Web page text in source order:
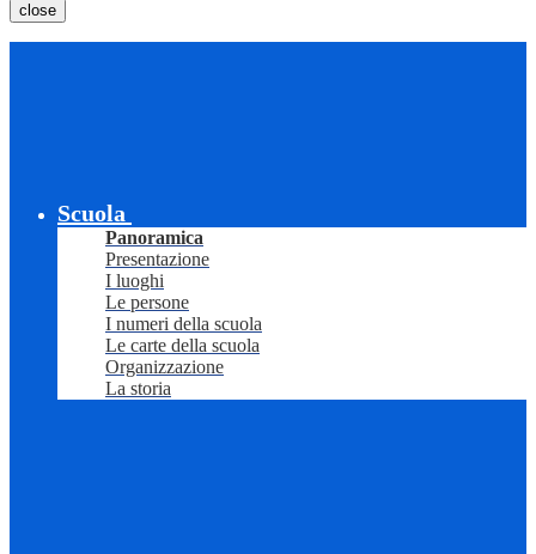
close
Scuola
Panoramica
Presentazione
I luoghi
Le persone
I numeri della scuola
Le carte della scuola
Organizzazione
La storia